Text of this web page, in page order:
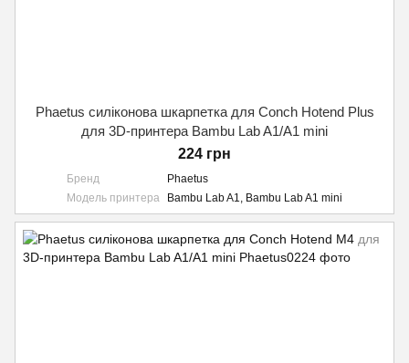
Phaetus силіконова шкарпетка для Conch Hotend Plus
для 3D-принтера Bambu Lab A1/A1 mini
224 грн
Бренд
Phaetus
Модель принтера
Bambu Lab A1, Bambu Lab A1 mini